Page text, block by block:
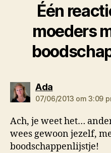
Één
moeders
Adazegt:
07/06/2013 om 3:09
Ach, je weet het…
wees gewoon jezelf,
boodschappenlijstje!